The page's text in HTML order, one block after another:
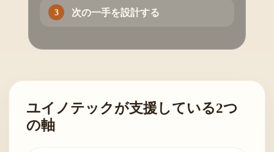
次の一手を設計する
ユイノテックが支援している2つ
の軸